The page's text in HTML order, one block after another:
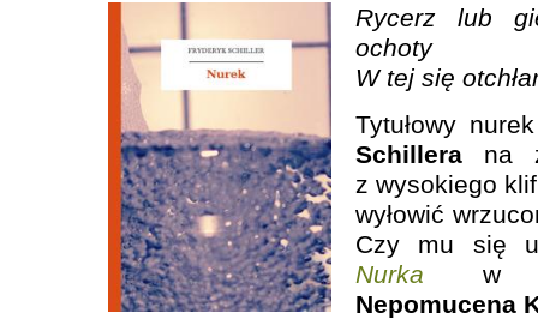
Rycerz lub
ochoty
W tej się
Tytułowy
Schillera na
z wysokiego
wyłowić
Czy mu się
Nurka w
Nepomucena